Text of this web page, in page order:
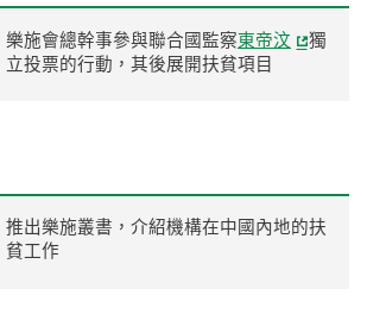
樂施會總幹事參與聯合國監察東帝汶
獨
立投票的行動，其後展開扶貧項目
推出樂施叢書，介紹機構在中國內地的扶
貧工作